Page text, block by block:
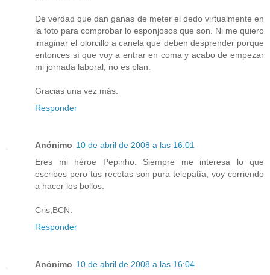
De verdad que dan ganas de meter el dedo virtualmente en
la foto para comprobar lo esponjosos que son. Ni me quiero
imaginar el olorcillo a canela que deben desprender porque
entonces sí que voy a entrar en coma y acabo de empezar
mi jornada laboral; no es plan.
Gracias una vez más.
Responder
Anónimo 10 de abril de 2008 a las 16:01
Eres mi héroe Pepinho. Siempre me interesa lo que
escribes pero tus recetas son pura telepatía, voy corriendo
a hacer los bollos.
Cris,BCN.
Responder
Anónimo 10 de abril de 2008 a las 16:04